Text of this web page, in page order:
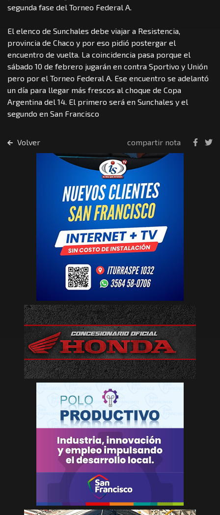
segunda fase del Torneo Federal A.
El elenco de Sunchales debe viajar a Resistencia,
provincia de Chaco y por eso pidió postergar el
encuentro de vuelta. La coincidencia pasa porque el
sábado 10 de febrero jugarán en contra Sportivo y Unión
pero por el Torneo Federal A. Ese encuentro se adelantó
un día para llegar más frescos al choque de Copa
Argentina del 14. El primero será en Sunchales y el
segundo en San Francisco
Volver compartir nota